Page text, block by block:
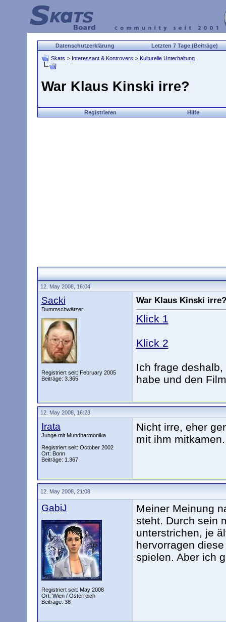
Datenschutzerklärung Letzten 7 Tage (Beiträge)
Skats > Interessant & Kontrovers > Kulturelle Unterhaltung
War Klaus Kinski irre?
Registrieren Hilfe
12. May 2008, 16:04
Sacki
Dummschwätzer
Registriert seit: February 2005
Beiträge: 3.365
War Klaus Kinski irre?
Klick 1
Klick 2
Ich frage
habe und den
12. May 2008, 16:23
Irata
Junge mit Mundharmonika
Registriert seit: October 2002
Ort: Bonn
Beiträge: 1.367
Nicht irre, eher
mit ihm mitkamen.
12. May 2008, 21:08
GabiJ
Registriert seit: May 2008
Ort: Wien / Österreich
Beiträge: 38
Meiner Meinung
steht. Durch sein
unterstrichen, je
hervorragen
spielen. Aber ich